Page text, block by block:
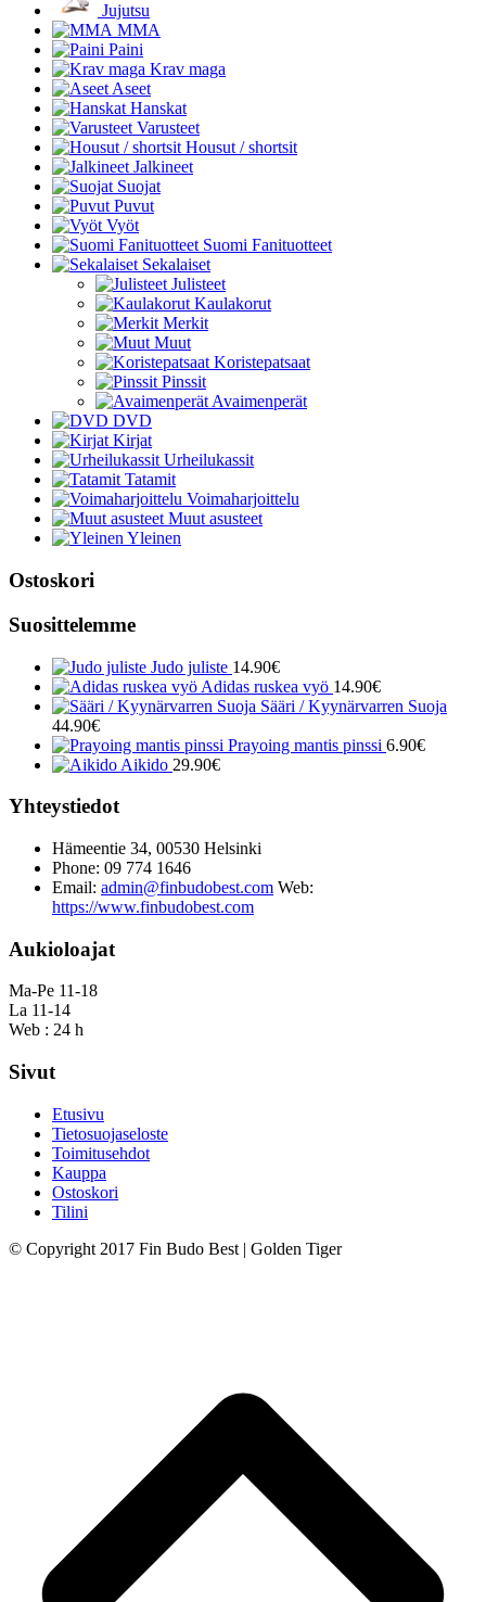
Jujutsu
MMA
Paini
Krav maga
Aseet
Hanskat
Varusteet
Housut / shortsit
Jalkineet
Suojat
Puvut
Vyöt
Suomi Fanituotteet
Sekalaiset
Julisteet
Kaulakorut
Merkit
Muut
Koristepatsaat
Pinssit
Avaimenperät
DVD
Kirjat
Urheilukassit
Tatamit
Voimaharjoittelu
Muut asusteet
Yleinen
Ostoskori
Suosittelemme
Judo juliste 14.90€
Adidas ruskea vyö 14.90€
Sääri / Kyynärvarren Suoja
44.90€
Prayoing mantis pinssi 6.90€
Aikido 29.90€
Yhteystiedot
Hämeentie 34, 00530 Helsinki
Phone: 09 774 1646
Email: admin@finbudobest.com Web:
https://www.finbudobest.com
Aukioloajat
Ma-Pe 11-18
La 11-14
Web : 24 h
Sivut
Etusivu
Tietosuojaseloste
Toimitusehdot
Kauppa
Ostoskori
Tilini
© Copyright 2017 Fin Budo Best | Golden Tiger